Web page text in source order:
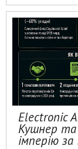
Electronic
Кушнер та
імперію за